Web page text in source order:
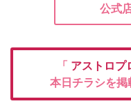
公式
「 アストロプ
本日チラシを掲